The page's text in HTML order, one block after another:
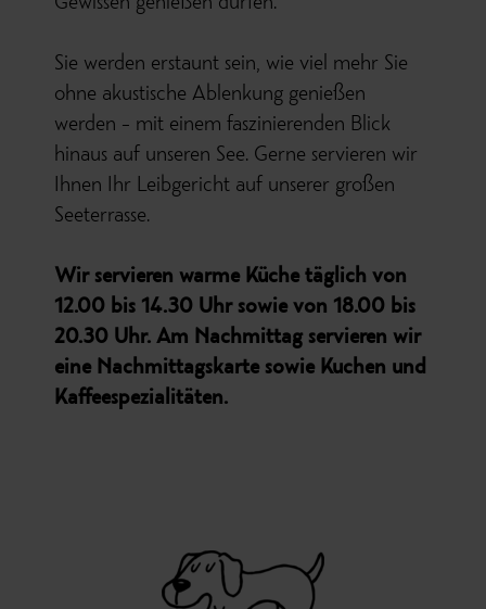
Gewissen genießen dürfen.
Sie werden erstaunt sein, wie viel mehr Sie
ohne akustische Ablenkung genießen
werden – mit einem faszinierenden Blick
hinaus auf unseren See. Gerne servieren wir
Ihnen Ihr Leibgericht auf unserer großen
Seeterrasse.
Wir servieren warme Küche täglich von
12.00 bis 14.30 Uhr sowie von 18.00 bis
20.30 Uhr. Am Nachmittag servieren wir
eine Nachmittagskarte sowie Kuchen und
Kaffeespezialitäten.